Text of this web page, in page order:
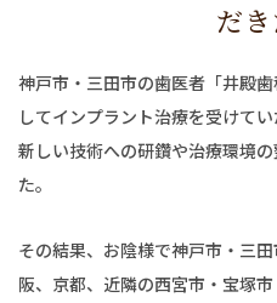
だ
神戸市・三田市の歯医者「井殿
してインプラント治療を受けて
新しい技術への研鑽や治療環境
た。
その結果、お陰様で神戸市・三
阪、京都、近隣の西宮市・宝塚